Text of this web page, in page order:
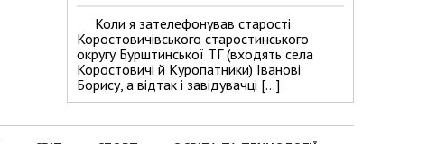
Коли я зателефонував старості
Коростовичівського старостинського
округу Бурштинської ТГ (входять села
Коростовичі й Куропатники) Іванові
Борису, а відтак і завідувачці […]